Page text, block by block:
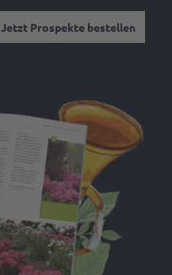
Jetzt Prospekte bestellen